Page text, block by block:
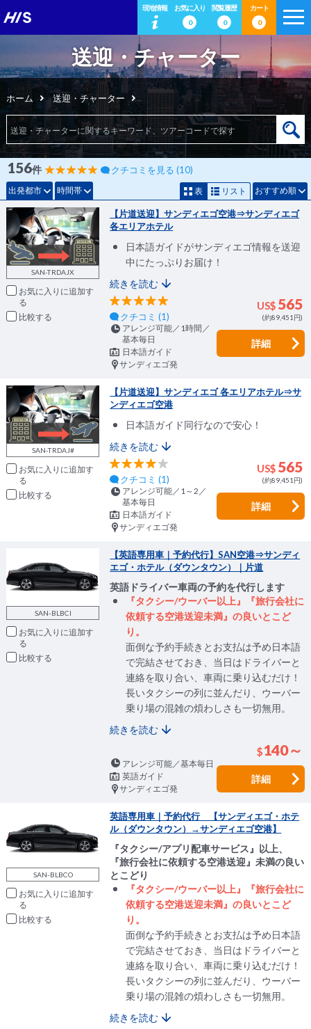
現地情報
お気に入り
0
閲覧履歴
0
カート
0
送迎・チャーター
ホーム 送迎・チャーター
出発都市 時間帯
156件 クチコミを見る (10)
表 リスト おすすめ順
SAN-TRDAJX
お気に入りに追加
比較
【片道送迎】サンディエゴ空港⇒サンディエゴ
各エリアホテル
日本語ガイドがサンディエゴ情報を送迎
中にたっぷりお届け！
続きを読む
クチコミ (1)
US$ 565
(約89,451円)
アレンジ可能／1時間／
基本毎日
日本語ガイド
サンディエゴ発
詳細
SAN-TRDAJ#
お気に入りに追加
比較
【片道送迎】サンディエゴ 各エリアホテル⇒サ
ンディエゴ空港
日本語ガイド同行なので安心！
続きを読む
クチコミ (1)
US$ 565
(約89,451円)
アレンジ可能／1～2／
基本毎日
日本語ガイド
サンディエゴ発
詳細
SAN-BLBCI
お気に入りに追加
比較
【英語専用車｜予約代行】SAN空港⇒サンディ
エゴ・ホテル（ダウンタウン）｜片道
英語ドライバー車両の予約を代行します
『タクシー/ウーバー以上』『旅行会社に
依頼する空港送迎未満』の良いとこど
り。
面倒な予約手続きとお支払は予め日本語
で完結させておき、当日はドライバーと
連絡を取り合い、車両に乗り込むだけ！
長いタクシーの列に並んだり、ウーバー
乗り場の混雑の煩わしさも一切無用。
続きを読む
$140～
アレンジ可能／基本毎日
英語ガイド
サンディエゴ発
詳細
SAN-BLBCO
お気に入りに追加
比較
英語専用車｜予約代行 【サンディエゴ・ホテ
ル（ダウンタウン）→サンディエゴ空港】
『タクシー/アプリ配車サービス』以上、
『旅行会社に依頼する空港送迎』未満の良い
とこどり
『タクシー/ウーバー以上』『旅行会社に
依頼する空港送迎未満』の良いとこど
り。
面倒な予約手続きとお支払は予め日本語
で完結させておき、当日はドライバーと
連絡を取り合い、車両に乗り込むだけ！
長いタクシーの列に並んだり、ウーバー
乗り場の混雑の煩わしさも一切無用。
続きを読む